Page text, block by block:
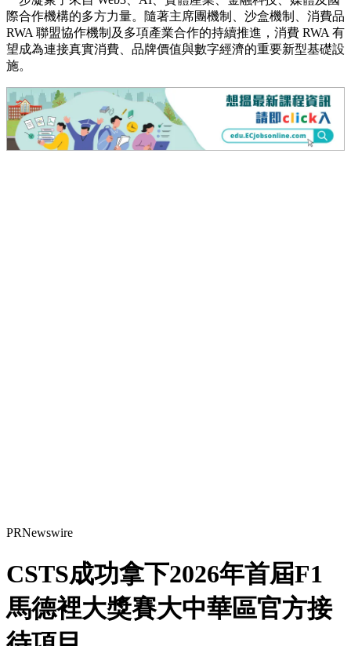
際合作機構的多方力量。隨著主席團機制、沙盒機制、消費品
RWA 聯盟協作機制及多項產業合作的持續推進，消費 RWA 有
望成為連接真實消費、品牌價值與數字經濟的重要新型基礎設
施。